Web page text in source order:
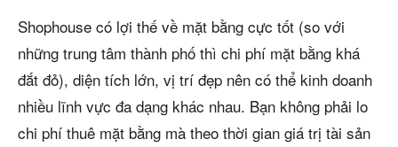
Shophouse có lợi thế về mặt bằng cực tốt (so với
những trung tâm thành phố thì chi phí mặt bằng khá
đắt đỏ), diện tích lớn, vị trí đẹp nên có thể kinh doanh
nhiều lĩnh vực đa dạng khác nhau. Bạn không phải lo
chi phí thuê mặt bằng mà theo thời gian giá trị tài sản